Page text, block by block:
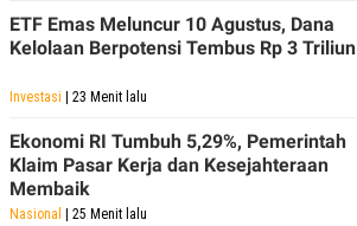
ETF Emas Meluncur 10 Agustus, Dana
Kelolaan Berpotensi Tembus Rp 3 Triliun
Investasi | 23 Menit lalu
Ekonomi RI Tumbuh 5,29%, Pemerintah
Klaim Pasar Kerja dan Kesejahteraan
Membaik
Nasional | 25 Menit lalu